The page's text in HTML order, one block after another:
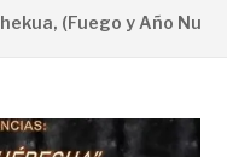
(Fuego y Año Nuevo